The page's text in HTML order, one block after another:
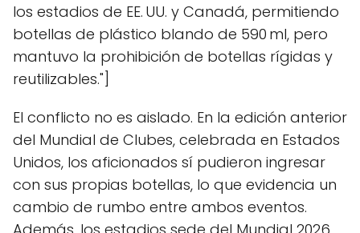
los estadios de EE. UU. y Canadá, permitiendo
botellas de plástico blando de 590 ml, pero
mantuvo la prohibición de botellas rígidas y
reutilizables."]
El conflicto no es aislado. En la edición anterior
del Mundial de Clubes, celebrada en Estados
Unidos, los aficionados sí pudieron ingresar
con sus propias botellas, lo que evidencia un
cambio de rumbo entre ambos eventos.